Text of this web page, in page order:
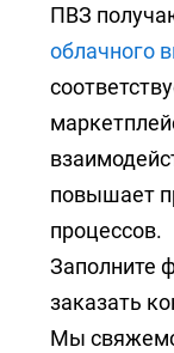
ПВЗ
облачного
повышает
процессов.
Заполните
заказать
Мы